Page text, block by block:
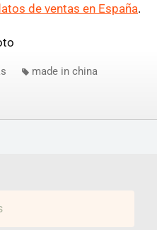
de ventas en España.
made in china